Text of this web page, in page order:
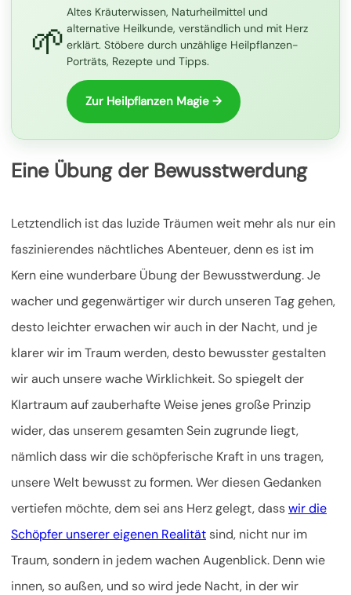
🌱
Altes Kräuterwissen, Naturheilmittel und
alternative Heilkunde, verständlich und mit Herz
erklärt. Stöbere durch unzählige Heilpflanzen-
Porträts, Rezepte und Tipps.
Zur Heilpflanzen Magie →
Eine Übung der Bewusstwerdung
Letztendlich ist das luzide Träumen weit mehr als nur ein
faszinierendes nächtliches Abenteuer, denn es ist im
Kern eine wunderbare Übung der Bewusstwerdung. Je
wacher und gegenwärtiger wir durch unseren Tag gehen,
desto leichter erwachen wir auch in der Nacht, und je
klarer wir im Traum werden, desto bewusster gestalten
wir auch unsere wache Wirklichkeit. So spiegelt der
Klartraum auf zauberhafte Weise jenes große Prinzip
wider, das unserem gesamten Sein zugrunde liegt,
nämlich dass wir die schöpferische Kraft in uns tragen,
unsere Welt bewusst zu formen. Wer diesen Gedanken
vertiefen möchte, dem sei ans Herz gelegt, dasswir die
Schöpfer unserer eigenen Realitätsind, nicht nur im
Traum, sondern in jedem wachen Augenblick. Denn wie
innen, so außen, und so wird jede Nacht, in der wir